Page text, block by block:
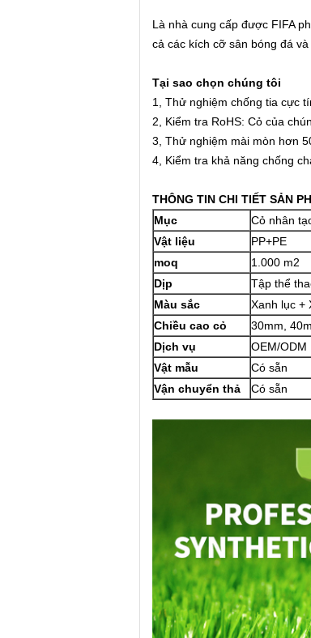
Là nhà cung cấp được FIFA
cả các kích cỡ sân bóng đá
Tại sao chọn chúng tôi
1, Thử nghiệm chống tia cực
2, Kiểm tra RoHS: Cỏ của
3, Thử nghiệm mài mòn hơn
4, Kiểm tra khả năng chống
THÔNG TIN CHI TIẾT SẢN
Mục
Cỏ nhân
Vật liệu
PP+PE
moq
1.000 m2
Dịp
Tập thể
Màu sắc
Xanh lục +
Chiều cao cỏ
30mm,
Dịch vụ
OEM/ODM
Vật mẫu
Có sẵn
Vận chuyển thả
Có sẵn